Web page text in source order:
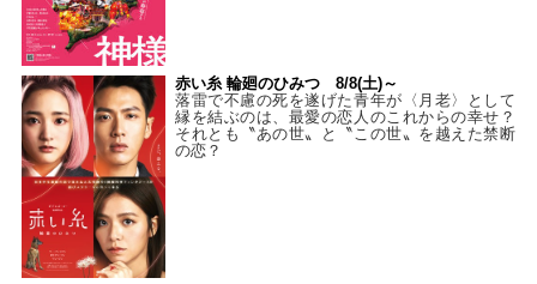
赤い糸 輪廻のひみつ 8/8(土)～
落雷で不慮の死を遂げた青年が〈月老〉として
縁を結ぶのは、最愛の恋人のこれからの幸せ？
それとも〝あの世〟と〝この世〟を越えた禁断
の恋？